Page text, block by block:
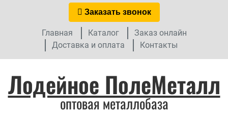
Заказать звонок
Главная Каталог
Заказ онлайн
Доставка и оплата
Контакты
Лодейное ПолеМеталл
оптовая металлобаза